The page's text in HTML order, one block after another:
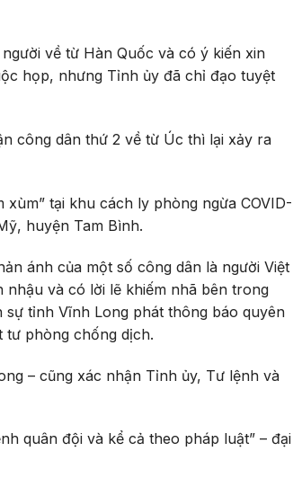
về từ Hàn Quốc và có ý kiến xin
họp, nhưng Tỉnh ủy đã chỉ đạo tuyệt
công dân thứ 2 về từ Úc thì lại xảy ra
tại khu cách ly phòng ngừa COVID-
huyện Tam Bình.
ánh của một số công dân là người Việt
và có lời lẽ khiếm nhã bên trong
tỉnh Vĩnh Long phát thông báo quyên
tư phòng chống dịch.
– cũng xác nhận Tỉnh ủy, Tư lệnh và
quân đội và kể cả theo pháp luật” – đại